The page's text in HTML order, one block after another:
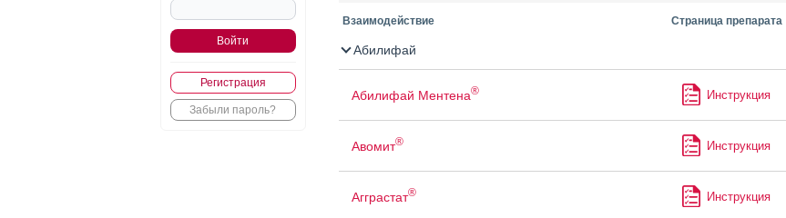
Регистрация
Забыли пароль?
Взаимодействие Страница препарата
Абилифай
Абилифай Ментена® Инструкция
Авомит® Инструкция
Агграстат® Инструкция